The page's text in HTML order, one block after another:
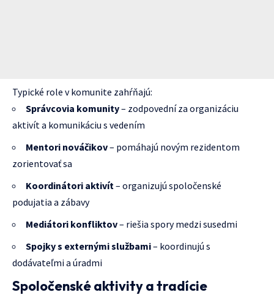
Typické role v komunite zahŕňajú:
Správcovia komunity– zodpovední za organizáciu
aktivít a komunikáciu s vedením
Mentori nováčikov– pomáhajú novým rezidentom
zorientovať sa
Koordinátori aktivít – organizujú spoločenské
podujatia a zábavy
Mediátori konfliktov– riešia spory medzi susedmi
Spojky s externými službami– koordinujú s
dodávateľmi a úradmi
Spoločenské aktivity a tradície